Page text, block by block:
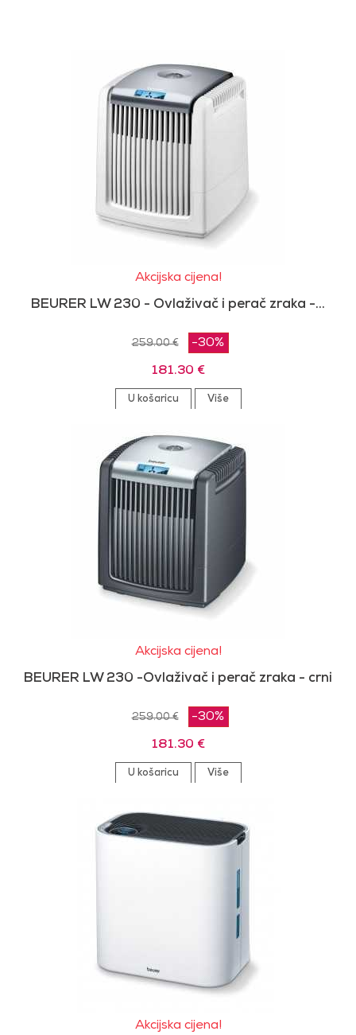
Akcijska cijena!
BEURER LW 230 - Ovlaživač i perač zraka -...
259.00 € -30%
181.30 €
U košaricu Više
Akcijska cijena!
BEURER LW 230 -Ovlaživač i perač zraka - crni
259.00 € -30%
181.30 €
U košaricu Više
Akcijska cijena!